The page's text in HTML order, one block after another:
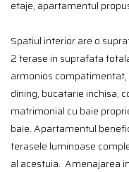
etaje, apartamentul
Spatiul interior are o
2 terase in suprafata
armonios compatimentat,
dining, bucatarie inchisa,
matrimonial cu baie
baie. Apartamentul
terasele luminoase
al acestuia. Amenajarea